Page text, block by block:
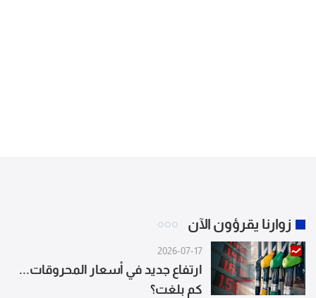
زوارنا يقرؤون الآن
2026-07-17
ارتفاع جديد في أسعار المحروقات...
كم بلغت؟